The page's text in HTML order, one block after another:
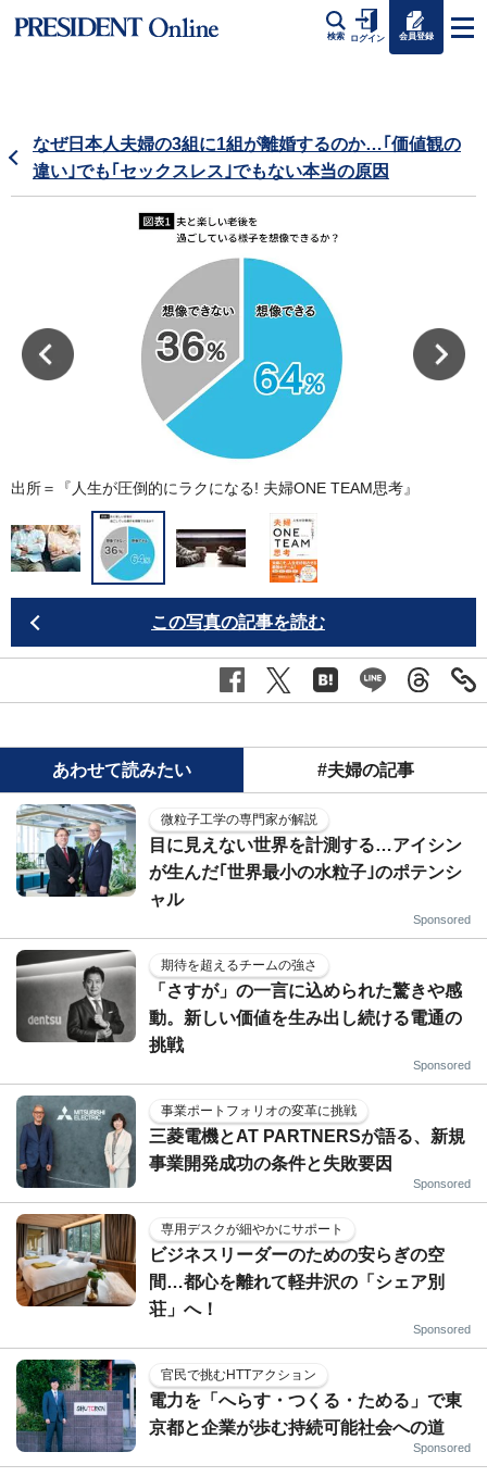
検索 ログイン 会員登録
なぜ日本人夫婦の3組に1組が離婚するのか…｢価値観の
違い｣でも｢セックスレス｣でもない本当の原因
出所＝『 人生が圧倒的にラクになる! 夫婦ONE TEAM思考』
この写真の記事を読む
あわせて読みたい #夫婦の記事
微粒子工学の専門家が解説
目に見えない世界を計測する…アイシン
が生んだ｢世界最小の水粒子｣のポテンシ
ャル
Sponsored
期待を超えるチームの強さ
「さすが」の一言に込められた驚きや感
動。新しい価値を生み出し続ける電通の
挑戦
Sponsored
事業ポートフォリオの変革に挑戦
三菱電機とAT PARTNERSが語る、新規
事業開発成功の条件と失敗要因
Sponsored
専用デスクが細やかにサポート
ビジネスリーダーのための安らぎの空
間…都心を離れて軽井沢の「シェア別
荘」へ！
Sponsored
官民で挑むHTTアクション
電力を「へらす・つくる・ためる」で東
京都と企業が歩む持続可能社会への道
Sponsored